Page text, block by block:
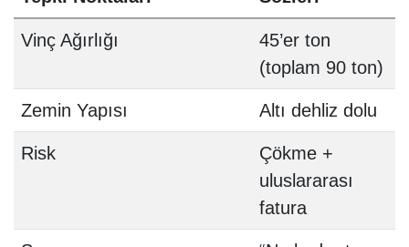
Vinç Ağırlığı
45’er ton
(toplam 90 ton)
Zemin Yapısı Altı dehliz dolu
Risk
Çökme +
uluslararası
fatura